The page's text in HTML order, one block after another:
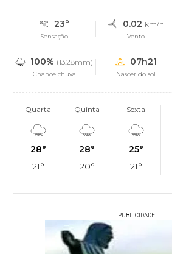
23°
Sensação
0.02 km/h
Vento
100% (13.28mm)
Chance chuva
07h21
Nascer do sol
Quarta
28°
21°
Quinta
28°
20°
Sexta
25°
21°
PUBLICIDADE